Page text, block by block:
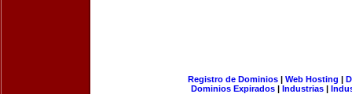
Registro de Dominios| Web Hosting |
Dominios Expirados | Industrias |